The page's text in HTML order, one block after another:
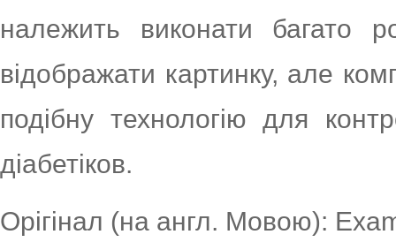
належить виконати багато
відображати картинку, але
подібну технологію для
діабетіков.
Орігінал (на англ. Мовою):